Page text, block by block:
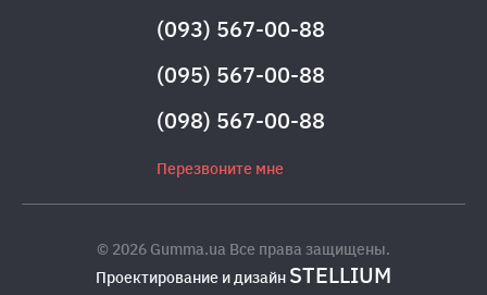
(093) 567-00-88
(095) 567-00-88
(098) 567-00-88
Перезвоните мне
© 2026 Gumma.ua Все права защищены.
Проектирование и дизайн STELLIUM